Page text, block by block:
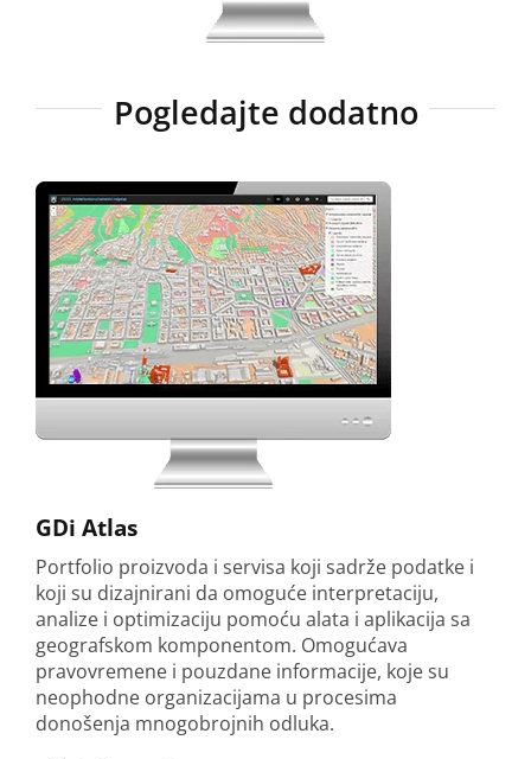
Pogledajte dodatno
GDi Atlas
Portfolio proizvoda i servisa koji sadrže podatke i
koji su dizajnirani da omoguće interpretaciju,
analize i optimizaciju pomoću alata i aplikacija sa
geografskom komponentom. Omogućava
pravovremene i pouzdane informacije, koje su
neophodne organizacijama u procesima
donošenja mnogobrojnih odluka.